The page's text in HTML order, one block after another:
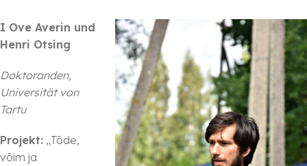
I Ove Averin und
Henri Otsing
Doktoranden,
Universität von
Tartu
Projekt: „Tõde,
võim ja